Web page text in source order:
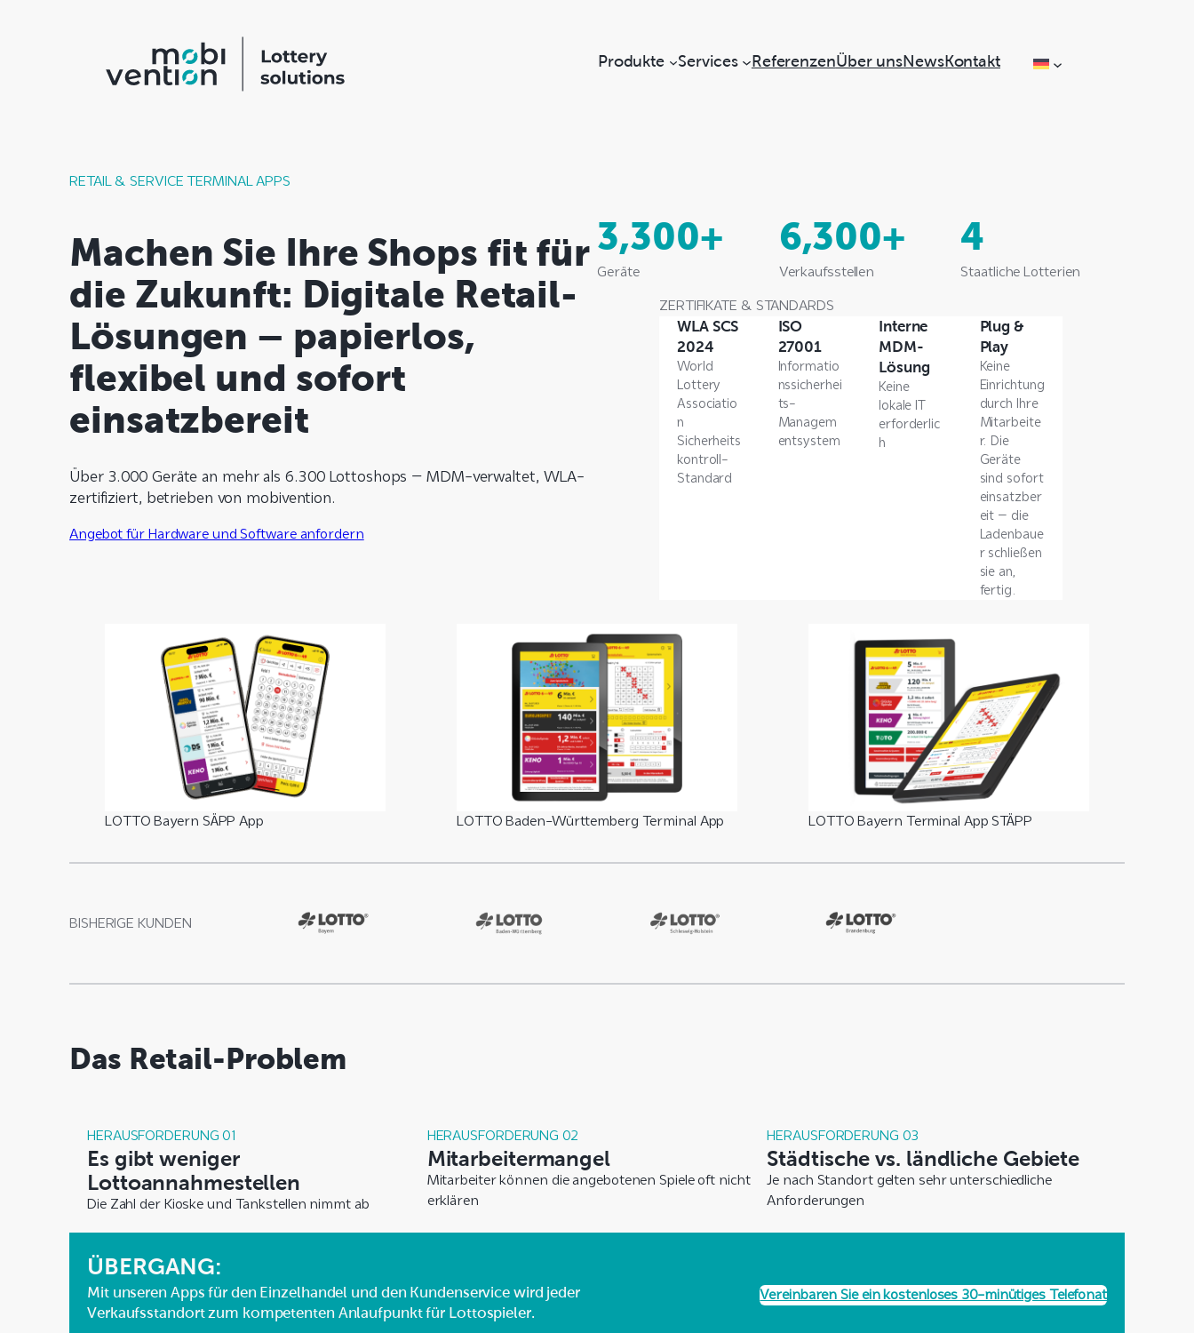
Produkte Services ReferenzenÜber unsNewsKontakt
RETAIL & SERVICE TERMINAL APPS
Machen Sie Ihre Shops fit für
die Zukunft: Digitale Retail-
Lösungen – papierlos,
flexibel und sofort
einsatzbereit
Über 3.000 Geräte an mehr als 6.300 Lottoshops – MDM-verwaltet, WLA-
zertifiziert, betrieben von mobivention.
Angebot für Hardware und Software anfordern
3,300+
Geräte
6,300+
Verkaufsstellen
4
Staatliche Lotterien
ZERTIFIKATE & STANDARDS
WLA SCS
2024
World
Lottery
Associatio
n
Sicherheits
kontroll-
Standard
ISO
27001
Informatio
nssicherhei
ts-
Managem
entsystem
Interne
MDM-
Lösung
Keine
lokale IT
erforderlic
h
Plug &
Play
Keine
Einrichtung
durch Ihre
Mitarbeite
r. Die
Geräte
sind sofort
einsatzber
eit – die
Ladenbaue
r schließen
sie an,
fertig.
LOTTO Bayern SÄPP App LOTTO Baden-Württemberg Terminal App LOTTO Bayern Terminal App STÄPP
BISHERIGE KUNDEN
Das Retail-Problem
HERAUSFORDERUNG 01
Es gibt weniger
Lottoannahmestellen
Die Zahl der Kioske und Tankstellen nimmt ab
HERAUSFORDERUNG 02
Mitarbeitermangel
Mitarbeiter können die angebotenen Spiele oft nicht
erklären
HERAUSFORDERUNG 03
Städtische vs. ländliche Gebiete
Je nach Standort gelten sehr unterschiedliche
Anforderungen
ÜBERGANG:
Mit unseren Apps für den Einzelhandel und den Kundenservice wird jeder
Verkaufsstandort zum kompetenten Anlaufpunkt für Lottospieler.
Vereinbaren Sie ein kostenloses 30-minütiges Telefonat